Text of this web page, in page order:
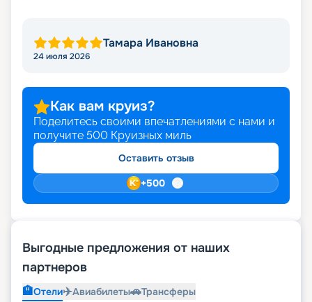
Тамара Ивановна
24 июля 2026
Как вам круиз?
Поделитесь своими впечатлениями с нами и
получите 500 Круизных миль
Оставить отзыв
+500
Выгодные предложения от наших
партнеров
🏨Отели✈️Авиабилеты🚗Трансферы